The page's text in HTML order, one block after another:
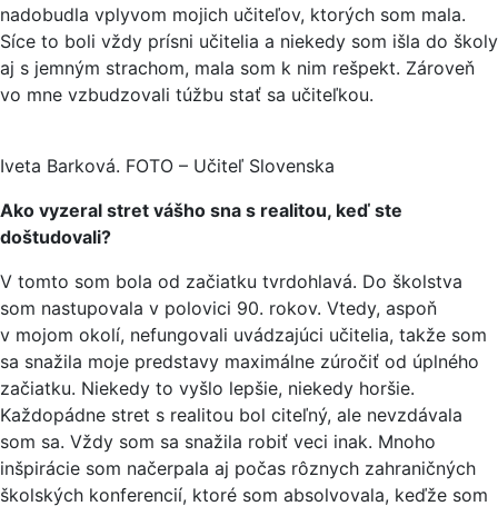
nadobudla vplyvom mojich učiteľov, ktorých som mala.
Síce to boli vždy prísni učitelia a niekedy som išla do školy
aj s jemným strachom, mala som k nim rešpekt. Zároveň
vo mne vzbudzovali túžbu stať sa učiteľkou.
Iveta Barková. FOTO – Učiteľ Slovenska
Ako vyzeral stret vášho sna s realitou, keď ste
doštudovali?
V tomto som bola od začiatku tvrdohlavá. Do školstva
som nastupovala v polovici 90. rokov. Vtedy, aspoň
v mojom okolí, nefungovali uvádzajúci učitelia, takže som
sa snažila moje predstavy maximálne zúročiť od úplného
začiatku. Niekedy to vyšlo lepšie, niekedy horšie.
Každopádne stret s realitou bol citeľný, ale nevzdávala
som sa. Vždy som sa snažila robiť veci inak. Mnoho
inšpirácie som načerpala aj počas rôznych zahraničných
školských konferencií, ktoré som absolvovala, keďže som